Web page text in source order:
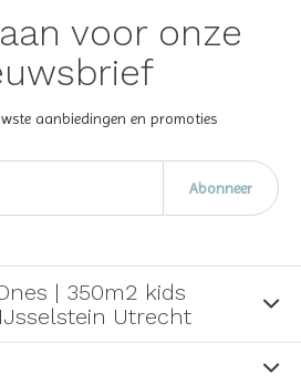
voor onze
aanbiedingen en promoties
Abonneer
| 350m2 kids
Utrecht